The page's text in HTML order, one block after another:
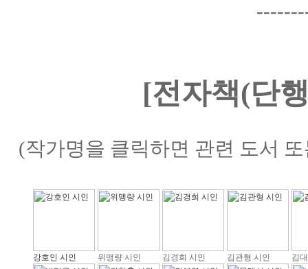
[전자책(단
(작가명을 클릭하면 관련 도서
강호인 시인 위맹량 시인 김경희 시인 김관형 시인 김